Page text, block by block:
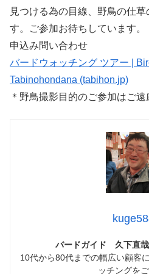
見つける為の目線、野鳥の仕
す。ご参加お待ちしています。
申込み問い合わせ
バードウォッチング ツアー |
Tabinohondana (tabihon.jp)
＊野鳥撮影目的のご参加はご遠
バードガイド 久下直
10代から80代までの幅広い顧客
ッチングをご